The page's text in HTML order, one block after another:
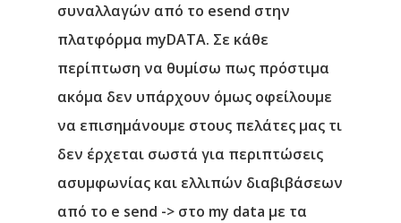
συναλλαγών από το esend στην
πλατφόρμα myDATA. Σε κάθε
περίπτωση να θυμίσω πως πρόστιμα
ακόμα δεν υπάρχουν όμως οφείλουμε
να επισημάνουμε στους πελάτες μας τι
δεν έρχεται σωστά για περιπτώσεις
ασυμφωνίας και ελλιπών διαβιβάσεων
από το e send -> στο my data με τα